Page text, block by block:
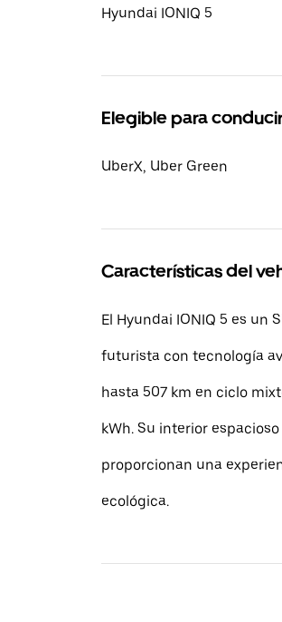
Hyundai IONIQ 5
Elegible para
UberX, Uber Green
Características del
El Hyundai IONIQ 5 es un
futurista con tecnología
hasta 507 km en ciclo
kWh. Su interior
proporcionan una
ecológica.